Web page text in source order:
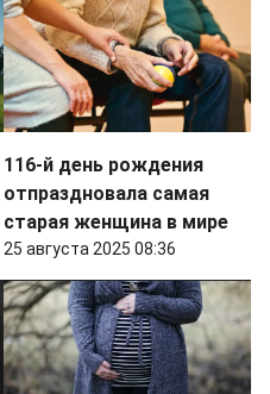
116-й день рождения
отпраздновала самая
старая женщина в мире
25 августа 2025 08:36